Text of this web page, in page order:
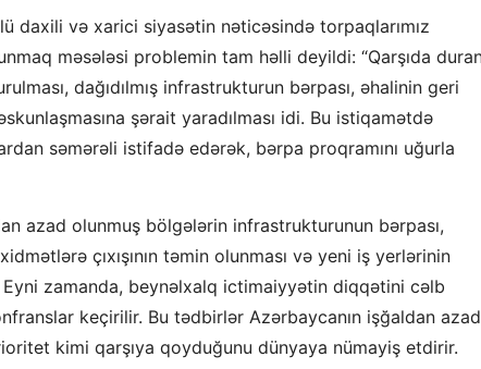
daxili və xarici siyasətin nəticəsində torpaqlarımız
məsələsi problemin tam həlli deyildi: “Qarşıda
dağıdılmış infrastrukturun bərpası, əhalinin geri
şərait yaradılması idi. Bu istiqamətdə
səmərəli istifadə edərək, bərpa proqramını uğurla
azad olunmuş bölgələrin infrastrukturunun bərpası,
çıxışının təmin olunması və yeni iş yerlərinin
Eyni zamanda, beynəlxalq ictimaiyyətin diqqətini cəlb
keçirilir. Bu tədbirlər Azərbaycanın işğaldan azad
kimi qarşıya qoyduğunu dünyaya nümayiş etdirir.